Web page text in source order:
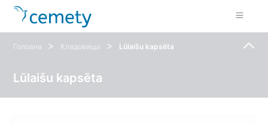
Головна > Кладовища > Lūlaišu kapsēta
Lūlaišu kapsēta